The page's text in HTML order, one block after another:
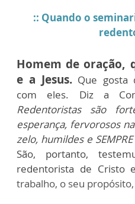
:: Quando o
Homem de oração,
e a Jesus. Que gosta
com eles. Diz a
Redentoristas são
esperança, fervorosos
zelo, humildes e
São, portanto,
redentorista de Cristo
trabalho, o seu propósito,